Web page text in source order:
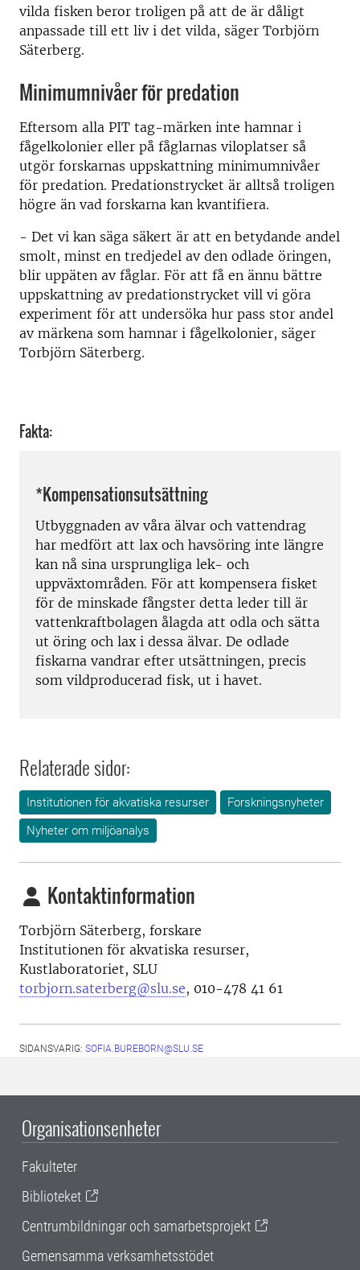
vilda fisken beror troligen på att de är dåligt
anpassade till ett liv i det vilda, säger Torbjörn
Säterberg.
Minimumnivåer för predation
Eftersom alla PIT tag-märken inte hamnar i
fågelkolonier eller på fåglarnas viloplatser så
utgör forskarnas uppskattning minimumnivåer
för predation. Predationstrycket är alltså troligen
högre än vad forskarna kan kvantifiera.
- Det vi kan säga säkert är att en betydande andel
smolt, minst en tredjedel av den odlade öringen,
blir uppäten av fåglar. För att få en ännu bättre
uppskattning av predationstrycket vill vi göra
experiment för att undersöka hur pass stor andel
av märkena som hamnar i fågelkolonier, säger
Torbjörn Säterberg.
Fakta:
*Kompensationsutsättning
Utbyggnaden av våra älvar och vattendrag
har medfört att lax och havsöring inte längre
kan nå sina ursprungliga lek- och
uppväxtområden. För att kompensera fisket
för de minskade fångster detta leder till är
vattenkraftbolagen ålagda att odla och sätta
ut öring och lax i dessa älvar. De odlade
fiskarna vandrar efter utsättningen, precis
som vildproducerad fisk, ut i havet.
Relaterade sidor:
Institutionen för akvatiska resurser
Forskningsnyheter
Nyheter om miljöanalys
Kontaktinformation
Torbjörn Säterberg, forskare
Institutionen för akvatiska resurser,
Kustlaboratoriet, SLU
torbjorn.saterberg@slu.se, 010-478 41 61
SIDANSVARIG: SOFIA.BUREBORN@SLU.SE
Organisationsenheter
Fakulteter
Biblioteket
Centrumbildningar och samarbetsprojekt
Gemensamma verksamhetsstödet